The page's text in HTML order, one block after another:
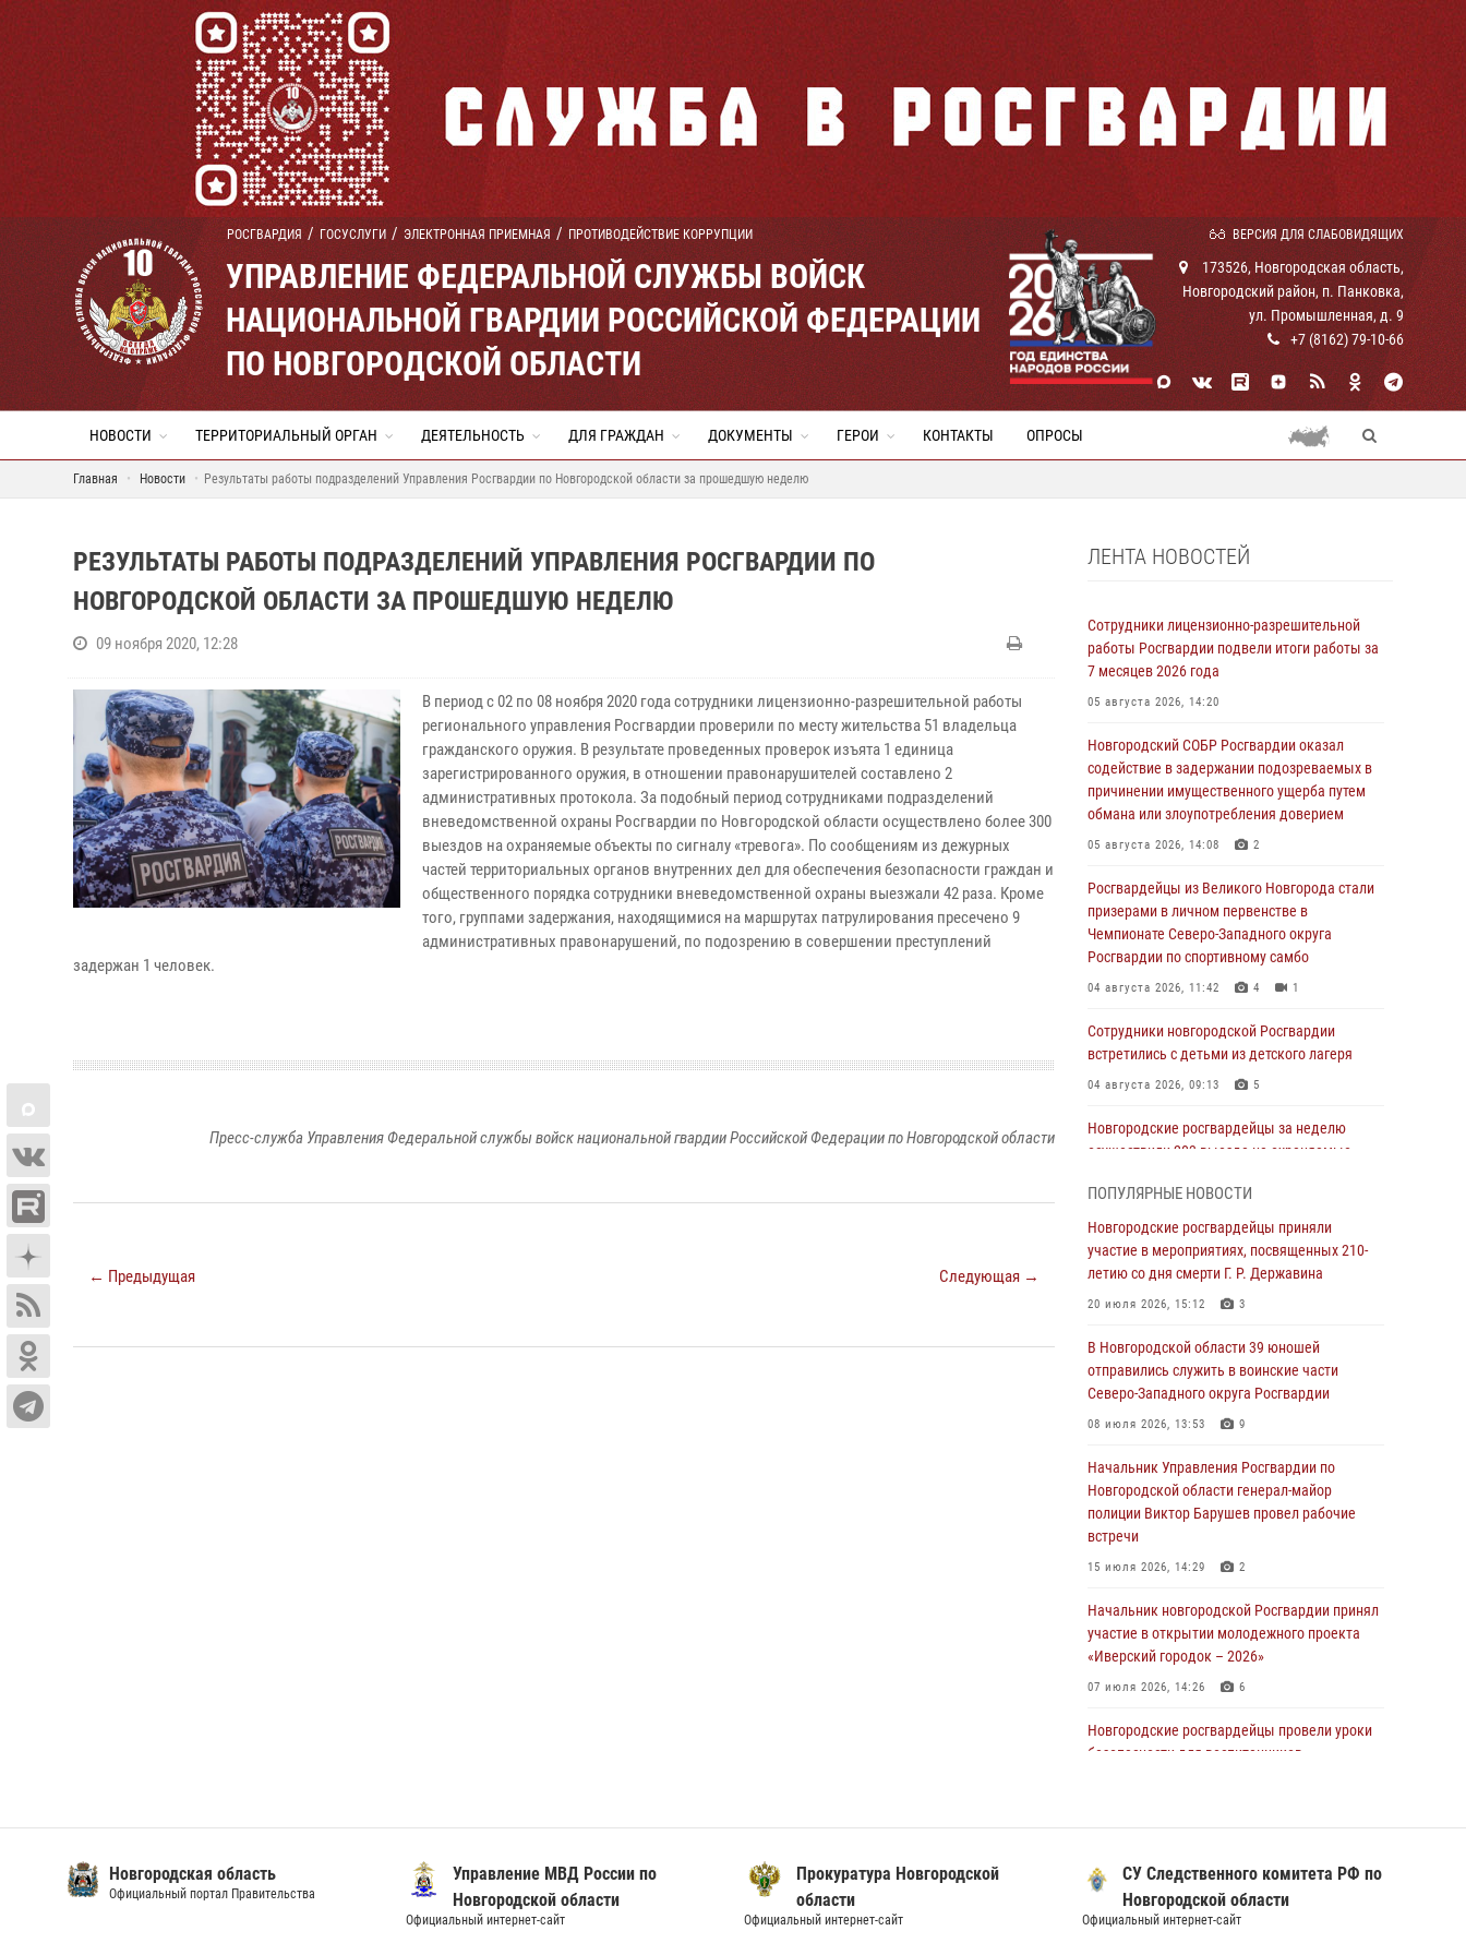
РОСГВАРДИЯ ГОСУСЛУГИ ЭЛЕКТРОННАЯ ПРИЕМНАЯ ПРОТИВОДЕЙСТВИЕ КОРРУПЦИИ ВЕРСИЯ ДЛЯ СЛАБОВИДЯЩИХ
УПРАВЛЕНИЕ ФЕДЕРАЛЬНОЙ СЛУЖБЫ ВОЙСК
НАЦИОНАЛЬНОЙ ГВАРДИИ РОССИЙСКОЙ ФЕДЕРАЦИИ
ПО НОВГОРОДСКОЙ ОБЛАСТИ
173526, Новгородская область,
Новгородский район, п. Панковка,
ул. Промышленная, д. 9
+7 (8162) 79-10-66
НОВОСТИ ТЕРРИТОРИАЛЬНЫЙ ОРГАН ДЕЯТЕЛЬНОСТЬ ДЛЯ ГРАЖДАН ДОКУМЕНТЫ ГЕРОИ КОНТАКТЫ ОПРОСЫ
Главная Новости Результаты работы подразделений Управления Росгвардии по Новгородской области за прошедшую неделю
РЕЗУЛЬТАТЫ РАБОТЫ ПОДРАЗДЕЛЕНИЙ УПРАВЛЕНИЯ РОСГВАРДИИ ПО
НОВГОРОДСКОЙ ОБЛАСТИ ЗА ПРОШЕДШУЮ НЕДЕЛЮ
09 ноября 2020, 12:28
В период с 02 по 08 ноября 2020 года сотрудники лицензионно-разрешительной работы
регионального управления Росгвардии проверили по месту жительства 51 владельца
гражданского оружия. В результате проведенных проверок изъята 1 единица
зарегистрированного оружия, в отношении правонарушителей составлено 2
административных протокола. За подобный период сотрудниками подразделений
вневедомственной охраны Росгвардии по Новгородской области осуществлено более 300
выездов на охраняемые объекты по сигналу «тревога». По сообщениям из дежурных
частей территориальных органов внутренних дел для обеспечения безопасности граждан и
общественного порядка сотрудники вневедомственной охраны выезжали 42 раза. Кроме
того, группами задержания, находящимися на маршрутах патрулирования пресечено 9
административных правонарушений, по подозрению в совершении преступлений
задержан 1 человек.
Пресс-служба Управления Федеральной службы войск национальной гвардии Российской Федерации по Новгородской области
← Предыдущая Следующая →
ЛЕНТА НОВОСТЕЙ
Сотрудники лицензионно-разрешительной
работы Росгвардии подвели итоги работы за
7 месяцев 2026 года
05 августа 2026, 14:20
Новгородский СОБР Росгвардии оказал
содействие в задержании подозреваемых в
причинении имущественного ущерба путем
обмана или злоупотребления доверием
05 августа 2026, 14:08 2
Росгвардейцы из Великого Новгорода стали
призерами в личном первенстве в
Чемпионате Северо-Западного округа
Росгвардии по спортивному самбо
04 августа 2026, 11:42 4 1
Сотрудники новгородской Росгвардии
встретились с детьми из детского лагеря
04 августа 2026, 09:13 5
Новгородские росгвардейцы за неделю
осуществили 203 выезда на охраняемые
Радиоэфир программы "Новости дня" на
радио "Радио53" от 30 июля 2026 года.
Новгородские призывники приняли присягу в
Росгвардии.
30 июля 2026, 16:00 1
В Великом Новгороде сотрудники центра
Росгвардии провели телефонную «горячую
линию»
30 июля 2026, 14:36 1
Новгородские росгвардейцы рассказали о
30 июля 2026, 08:40 5
Новгородские росгвардейцы задержали
Телесюжет в программе "Новгородское
29 июля 2026, 12:54 1
ПОПУЛЯРНЫЕ НОВОСТИ
Новгородские росгвардейцы приняли
участие в мероприятиях, посвященных 210-
летию со дня смерти Г. Р. Державина
20 июля 2026, 15:12 3
В Новгородской области 39 юношей
отправились служить в воинские части
Северо-Западного округа Росгвардии
08 июля 2026, 13:53 9
Начальник Управления Росгвардии по
Новгородской области генерал-майор
полиции Виктор Барушев провел рабочие
встречи
15 июля 2026, 14:29 2
Начальник новгородской Росгвардии принял
участие в открытии молодежного проекта
«Иверский городок – 2026»
07 июля 2026, 14:26 6
Новгородские росгвардейцы провели уроки
безопасности для воспитанников
подвели итоги работы за 6 месяцев 2026
года
16 июля 2026, 12:09 3
Новгородская область
Официальный портал Правительства
Управление МВД России по
Новгородской области
Официальный интернет-сайт
Прокуратура Новгородской
области
Официальный интернет-сайт
СУ Следственного комитета РФ по
Новгородской области
Официальный интернет-сайт